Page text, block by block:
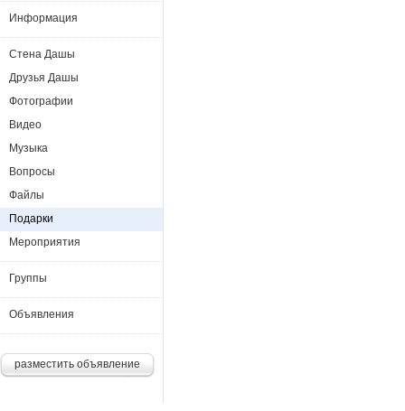
Информация
Стена Дашы
Друзья Дашы
Фотографии
Видео
Музыка
Вопросы
Файлы
Подарки
Мероприятия
Группы
Объявления
разместить объявление